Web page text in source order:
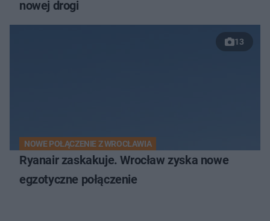
nowej drogi
13
NOWE POŁĄCZENIE Z WROCŁAWIA
Ryanair zaskakuje. Wrocław zyska nowe
egzotyczne połączenie